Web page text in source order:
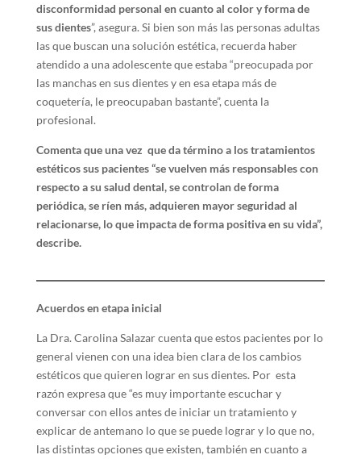
disconformidad personal en cuanto al color y forma de
sus dientes”, asegura. Si bien son más las personas adultas
las que buscan una solución estética, recuerda haber
atendido a una adolescente que estaba “preocupada por
las manchas en sus dientes y en esa etapa más de
coquetería, le preocupaban bastante”, cuenta la
profesional.
Comenta que una vez que da término a los tratamientos
estéticos sus pacientes “se vuelven más responsables con
respecto a su salud dental, se controlan de forma
periódica, se ríen más, adquieren mayor seguridad al
relacionarse, lo que impacta de forma positiva en su vida”,
describe.
Acuerdos en etapa inicial
La Dra. Carolina Salazar cuenta que estos pacientes por lo
general vienen con una idea bien clara de los cambios
estéticos que quieren lograr en sus dientes. Por esta
razón expresa que “es muy importante escuchar y
conversar con ellos antes de iniciar un tratamiento y
explicar de antemano lo que se puede lograr y lo que no,
las distintas opciones que existen, también en cuanto a